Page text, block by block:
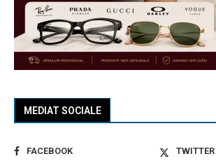
MEDIAT SOCIALE
FACEBOOK
TWITTER